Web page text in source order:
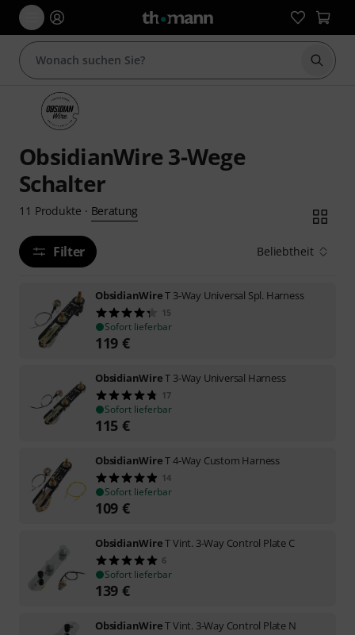
Suche
ObsidianWire 3-Wege
Schalter
11 Produkte · Beratung
Filter Beliebtheit
ObsidianWireT 3-Way Universal Spl. Harness
15
Sofort lieferbar
119 €
ObsidianWireT 3-Way Universal Harness
17
Sofort lieferbar
115 €
ObsidianWireT 4-Way Custom Harness
14
Sofort lieferbar
109 €
ObsidianWireT Vint. 3-Way Control Plate C
6
Sofort lieferbar
139 €
ObsidianWireT Vint. 3-Way Control Plate N